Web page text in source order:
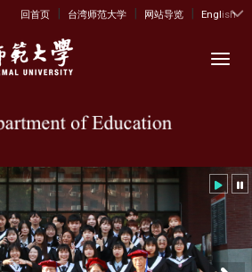
:::
回首页 | 台湾师范大学 | 网站导览 | English